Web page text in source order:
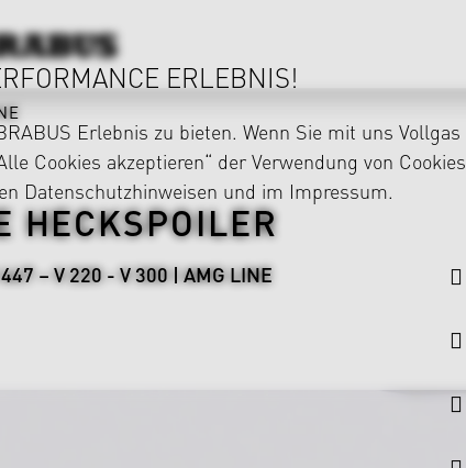
HECKSPOILER
– V 220 - V 300 | AMG LINE
ERLEBNIS!
Erlebnis zu bieten. Wenn Sie mit uns Vollgas
Cookies akzeptieren“ der Verwendung von Cookies
Datenschutzhinweisen und im Impressum.